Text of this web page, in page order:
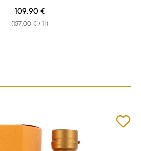
(157,00 € / 1 l)
Regular price:
109,90 €